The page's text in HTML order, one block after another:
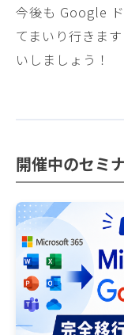
今後も Google
てまいり行きま
いしましょう！
開催中のセミ